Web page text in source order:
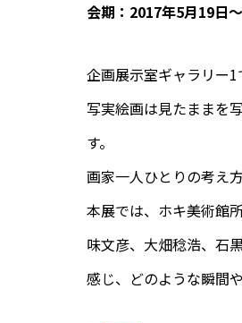
会期：2017年5月19日
企画展示室ギャラリー1
写実絵画は見たままを
す。
画家一人ひとりの考え
本展では、ホキ美術館
味文彦、大畑稔浩、石
感じ、どのような瞬間